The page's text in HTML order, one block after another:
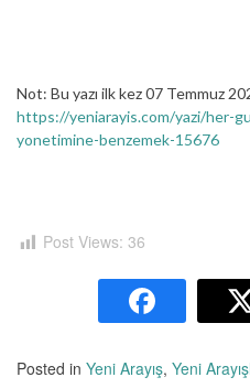
Not: Bu yazı ilk kez 07 Temmuz
https://yeniarayis.com/yazi/her-
yonetimine-benzemek-15676
Post Views: 36
Posted in Yeni Arayış, Yeni